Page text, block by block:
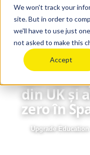
We won't track your
site. But in order to
we'll have to use just
not asked to make this
Accept
Am
din UK și
zero în
Upgrade Education